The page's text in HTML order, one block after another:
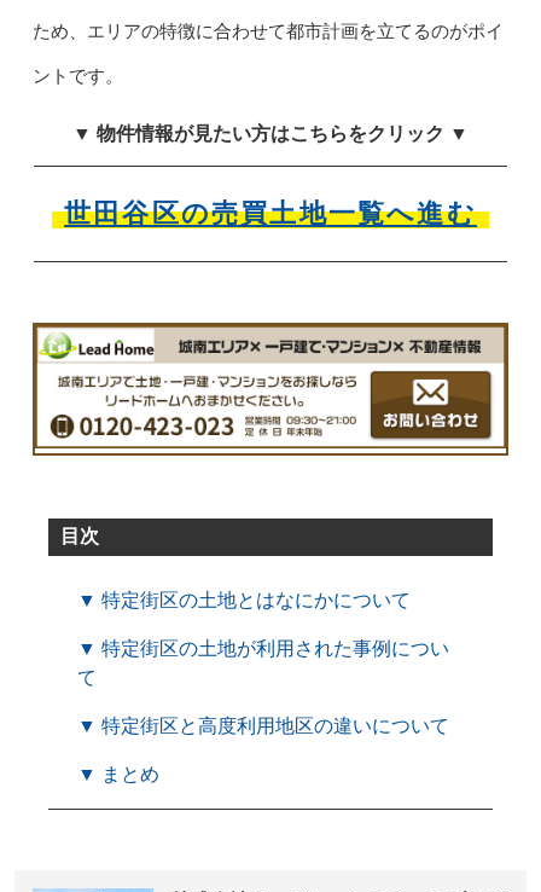
ため、エリアの特徴に合わせて都市計画を立てるのがポイ
ントです。
▼ 物件情報が見たい方はこちらをクリック ▼
世田谷区の売買土地一覧へ進む
目次
▼ 特定街区の土地とはなにかについて
▼ 特定街区の土地が利用された事例につい
て
▼ 特定街区と高度利用地区の違いについて
▼ まとめ